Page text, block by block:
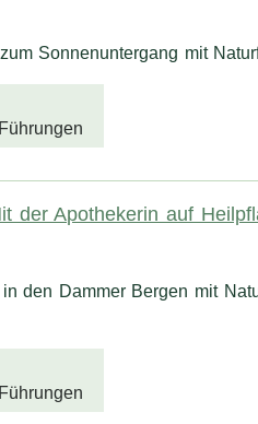
Sonnenuntergang mit
Führungen
der Apothekerin auf
den Dammer Bergen mit
Führungen